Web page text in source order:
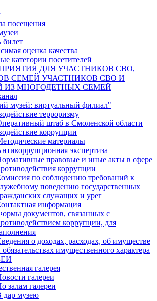
посещения
билет
оценка качества
категории посетителей
ДЛЯ УЧАСТНИКОВ СВО,
СЕМЕЙ УЧАСТНИКОВ СВО И
ИЗ МНОГОДЕТНЫХ СЕМЕЙ
музей: виртуальный филиал"
терроризму
штаб в Смоленской области
коррупции
материалы
экспертиза
правовые и иные акты в сфере
коррупции
по соблюдению требований к
поведению государственных
служащих и урег
информация
документов, связанных с
коррупции, для
о доходах, расходах, об имуществе
обязательствах имущественного характера
галерея
галереи
залам галереи
дар музею